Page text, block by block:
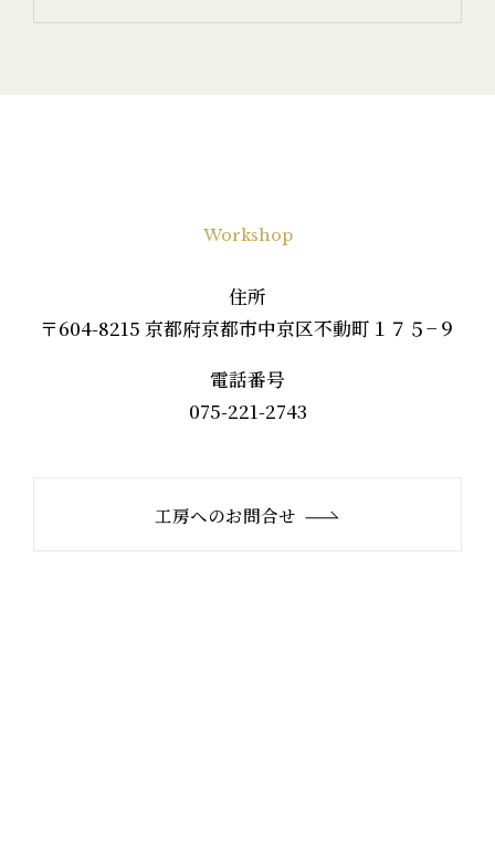
Workshop
住所
〒604-8215 京都府京都市中京区不動町１７５−９
電話番号
075-221-2743
工房へのお問合せ